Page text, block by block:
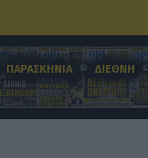
ΠΑΡΑΣΚΗΝΙΑ ΔΙΕΘΝΗ